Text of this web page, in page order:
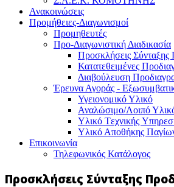
Ανακοινώσεις
Προμήθειες-Διαγωνισμοί
Προμηθευτές
Προ-Διαγωνιστική Διαδικασία
Προσκλήσεις
Κατατεθειμένες
Διαβούλευση
Έρευνα Αγοράς -
Υγειονομικό Υλικό
Αναλώσιμο/Λοιπό
Υλικό Tεχνικής
Υλικό Αποθήκης
Επικοινωνία
Τηλεφωνικός Κατάλογος
Προσκλήσεις Σύνταξης